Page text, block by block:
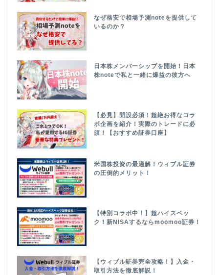
なぜ格安で相場予測noteを提供して
いるのか？
日本株メンバーシップを開始！日本
株noteで私と一緒に爆益の彼方へ
【必見】開設必須！超絶お得なコラ
ボ企画を紹介！実際のトレードに必
須！【おすすめ証券口座】
米国株投資の最適解！ウィブル証券
の圧倒的メリット！
【特別コラボ中！】超ハイスペッ
ク！新NISAするならmoomoo証券！
【ウィブル証券完全攻略！】入金・
取引方法を徹底解説！